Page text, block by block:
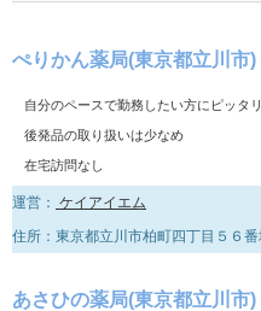
ぺりかん薬局(東京都立川市)
自分のペースで勤務したい方にピッタリ
後発品の取り扱いは少なめ
在宅訪問なし
運営： ケイアイエム
住所：東京都立川市柏町四丁目５６番
あさひの薬局(東京都立川市)